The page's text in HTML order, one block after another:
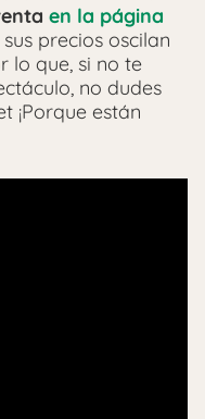
en la página
sus precios oscilan
lo que, si no te
no dudes
¡Porque están